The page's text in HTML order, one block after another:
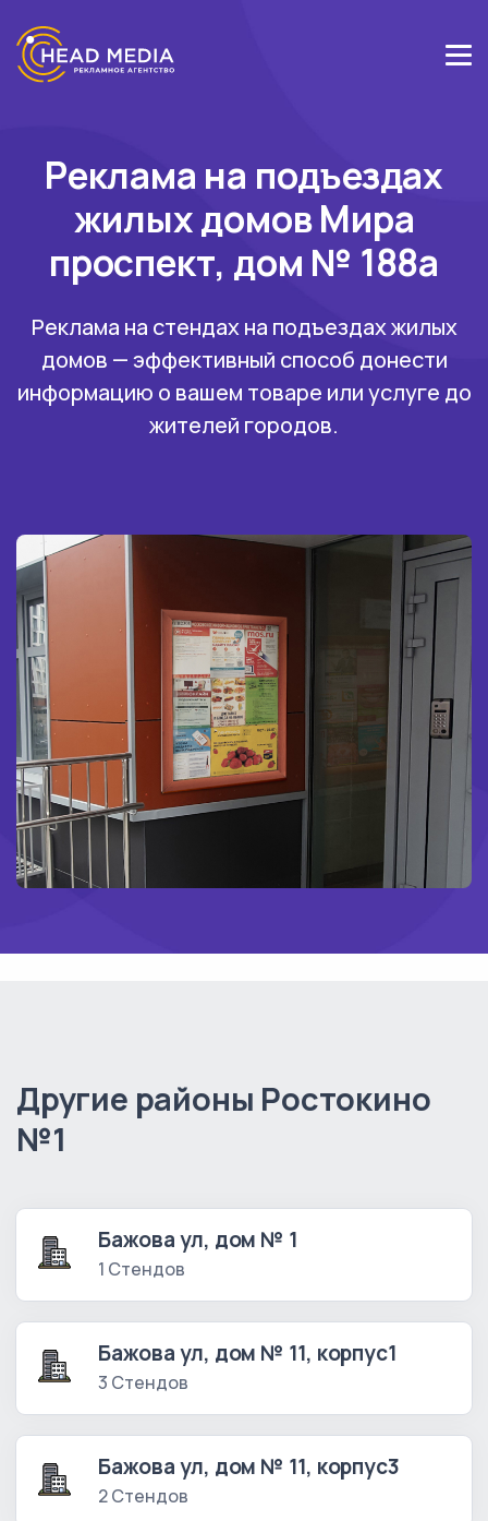
Реклама на подъездах
жилых домов Мира
проспект, дом № 188а
Реклама на стендах на подъездах жилых
домов — эффективный способ донести
информацию о вашем товаре или услуге до
жителей городов.
Другие районы Ростокино
№1
Бажова ул, дом № 1
1 Стендов
Бажова ул, дом № 11, корпус1
3 Стендов
Бажова ул, дом № 11, корпус3
2 Стендов